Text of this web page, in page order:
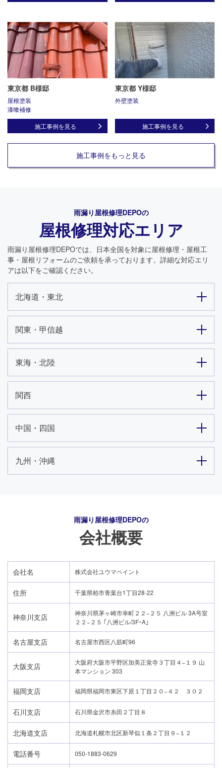
東京都 B様邸
屋根塗装
漆喰補修
施工事例を見る
東京都 Y様邸
外壁塗装
施工事例を見る
施工事例をもっと見る
雨漏り屋根修理DEPOの
屋根修理対応エリア
雨漏り屋根修理DEPOでは、日本全国を対象に屋根修理・屋根工
事・屋根リフォームのご依頼を承っております。詳細な対応エリ
アは以下をご確認ください。
北海道・東北
関東・甲信越
東海・北陸
関西
中国・四国
九州・沖縄
雨漏り屋根修理DEPOの
会社概要
会社名 株式会社ユウマペイント
住所 千葉県柏市青葉台1丁目28-22
神奈川支店
神奈川県茅ヶ崎市幸町２２−２５ 八洲ビル 3A号室
２２−２５ ｢八洲ビル/3FｰA｣
名古屋支店 名古屋市西区八筋町96
大阪支店
大阪府大阪市平野区加美正覚寺３丁目４−１９ 山
本マンション 303
福岡支店 福岡県福岡市東区下原１丁目２０−４２ ３０２
石川支店 石川県金沢市糸田２丁目８
北海道支店 北海道札幌市北区新琴似１条２丁目９−１２
電話番号 050-1883-0629